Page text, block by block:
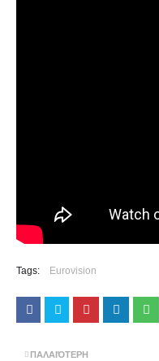
Tags: Eurovision
ΠΑΛΑΙΌΤΕΡΗ